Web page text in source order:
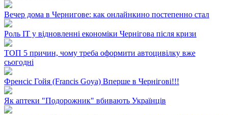
Вечер дома в Чернигове: как онлайнкино постепенно стал
Роль ІТ у відновленні економіки Чернігова після кризи
ТОП 5 причин, чому треба оформити автоцивілку вже
сьогодні
Френсіс Гойя (Francis Goya) Вперше в Чернігові!!!
Як аптеки "Подорожник" вбивають Українців